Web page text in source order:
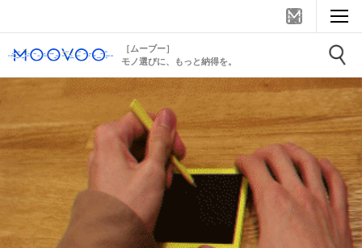
［ムーブー］
モノ選びに、もっと納得を。